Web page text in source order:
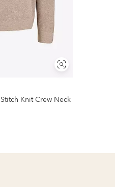
Vis
lignende
Knit Crew Neck